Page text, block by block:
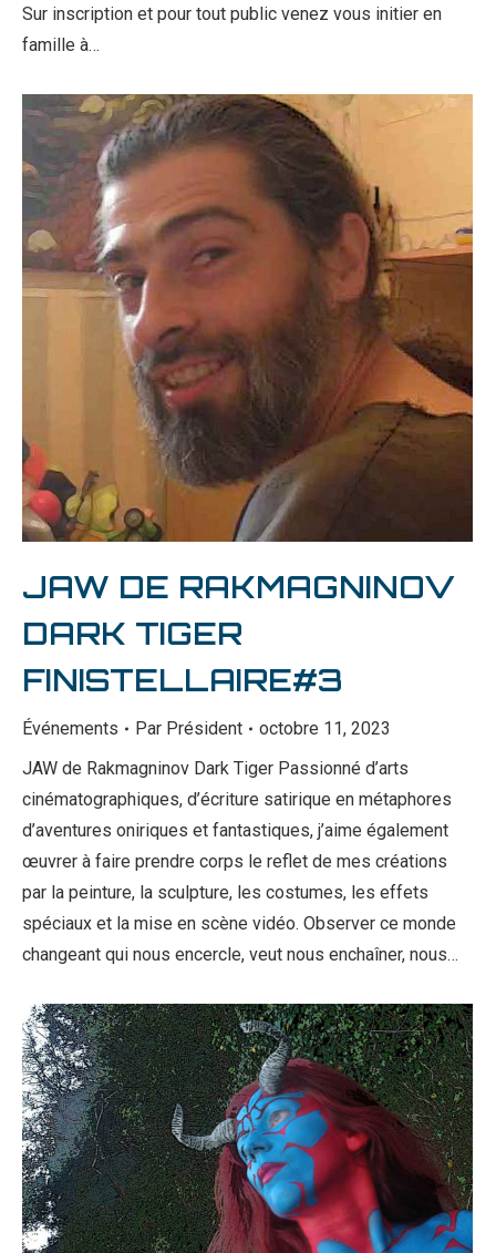
Sur inscription et pour tout public venez vous initier en
famille à…
JAW DE RAKMAGNINOV
DARK TIGER
FINISTELLAIRE#3
Événements Par Président
octobre 11, 2023
JAW de Rakmagninov Dark Tiger Passionné d’arts
cinématographiques, d’écriture satirique en métaphores
d’aventures oniriques et fantastiques, j’aime également
œuvrer à faire prendre corps le reflet de mes créations
par la peinture, la sculpture, les costumes, les effets
spéciaux et la mise en scène vidéo. Observer ce monde
changeant qui nous encercle, veut nous enchaîner, nous…